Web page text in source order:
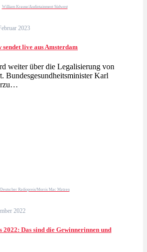
William Krause/Audiotainment Südwest
2023
live aus Amsterdam
weiter über die Legalisierung von
Bundesgesundheitsminister Karl
Deutscher Radiopreis/Morris Mac Matzen
2022
2022: Das sind die Gewinnerinnen und